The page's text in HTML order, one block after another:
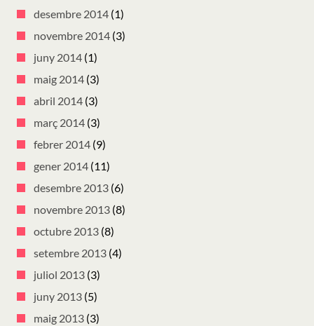
desembre 2014 (1)
novembre 2014 (3)
juny 2014 (1)
maig 2014 (3)
abril 2014 (3)
març 2014 (3)
febrer 2014 (9)
gener 2014 (11)
desembre 2013 (6)
novembre 2013 (8)
octubre 2013 (8)
setembre 2013 (4)
juliol 2013 (3)
juny 2013 (5)
maig 2013 (3)